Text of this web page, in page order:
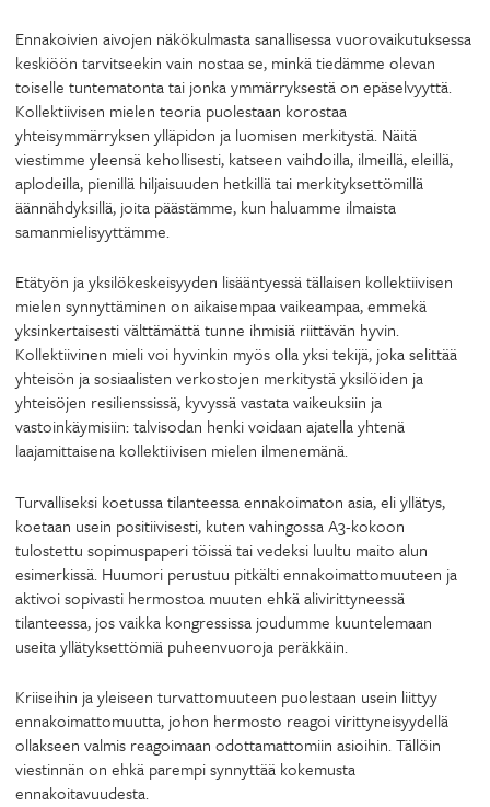
Ennakoivien aivojen näkökulmasta sanallisessa vuorovaikutuksessa
keskiöön tarvitseekin vain nostaa se, minkä tiedämme olevan
toiselle tuntematonta tai jonka ymmärryksestä on epäselvyyttä.
Kollektiivisen mielen teoria puolestaan korostaa
yhteisymmärryksen ylläpidon ja luomisen merkitystä. Näitä
viestimme yleensä kehollisesti, katseen vaihdoilla, ilmeillä, eleillä,
aplodeilla, pienillä hiljaisuuden hetkillä tai merkityksettömillä
äännähdyksillä, joita päästämme, kun haluamme ilmaista
samanmielisyyttämme.
Etätyön ja yksilökeskeisyyden lisääntyessä tällaisen kollektiivisen
mielen synnyttäminen on aikaisempaa vaikeampaa, emmekä
yksinkertaisesti välttämättä tunne ihmisiä riittävän hyvin.
Kollektiivinen mieli voi hyvinkin myös olla yksi tekijä, joka selittää
yhteisön ja sosiaalisten verkostojen merkitystä yksilöiden ja
yhteisöjen resilienssissä, kyvyssä vastata vaikeuksiin ja
vastoinkäymisiin: talvisodan henki voidaan ajatella yhtenä
laajamittaisena kollektiivisen mielen ilmenemänä.
Turvalliseksi koetussa tilanteessa ennakoimaton asia, eli yllätys,
koetaan usein positiivisesti, kuten vahingossa A3-kokoon
tulostettu sopimuspaperi töissä tai vedeksi luultu maito alun
esimerkissä. Huumori perustuu pitkälti ennakoimattomuuteen ja
aktivoi sopivasti hermostoa muuten ehkä alivirittyneessä
tilanteessa, jos vaikka kongressissa joudumme kuuntelemaan
useita yllätyksettömiä puheenvuoroja peräkkäin.
Kriiseihin ja yleiseen turvattomuuteen puolestaan usein liittyy
ennakoimattomuutta, johon hermosto reagoi virittyneisyydellä
ollakseen valmis reagoimaan odottamattomiin asioihin. Tällöin
viestinnän on ehkä parempi synnyttää kokemusta
ennakoitavuudesta.